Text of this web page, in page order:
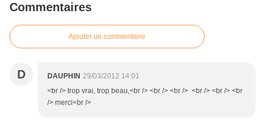
Commentaires
Ajouter un commentaire
D DAUPHIN 29/03/2012 14:01
<br /> trop vrai, trop beau,<br /> <br /> <br /> <br /> <br /> <br
/> merci<br />